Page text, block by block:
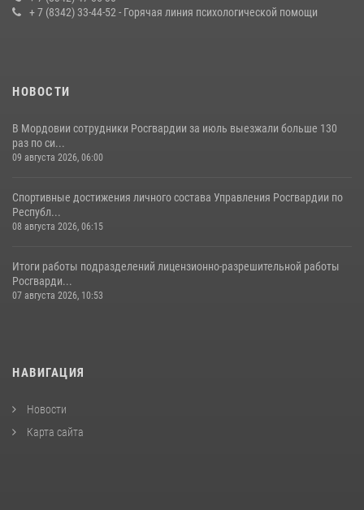
23 июля 2026, 11:54 4
+ 7 (8342) 33-44-52 - Горячая линия психологической помощи
НОВОСТИ
В Мордовии сотрудники Росгвардии за июль выезжали больше 130
раз по си...
09 августа 2026, 06:00
Спортивные достижения личного состава Управления Росгвардии по
Республ...
08 августа 2026, 06:15
Итоги работы подразделений лицензионно-разрешительной работы
Росгварди...
07 августа 2026, 10:53
НАВИГАЦИЯ
Новости
Карта сайта